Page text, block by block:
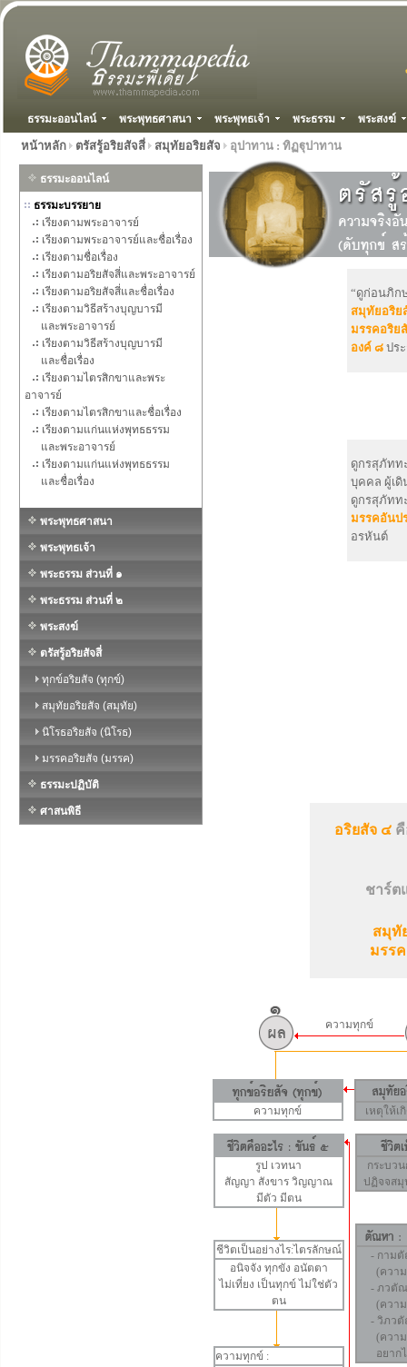
ธรรมะออนไลน์ พระพุทธศาสนา พระพุทธเจ้า พระธรรม พระสงฆ์
หน้าหลัก ตรัสรู้อริยสัจสี่ สมุทัยอริยสัจ อุปาทาน : ทิฏฐุปาทาน
ธรรมะออนไลน์
ธรรมะบรรยาย
เรียงตามพระอาจารย์
เรียงตามพระอาจารย์และชื่อเรื่อง
เรียงตามชื่อเรื่อง
เรียงตามอริยสัจสี่และพระอาจารย์
เรียงตามอริยสัจสี่และชื่อเรื่อง
เรียงตามวิธีสร้างบุญบารมี
และพระอาจารย์
เรียงตามวิธีสร้างบุญบารมี
และชื่อเรื่อง
เรียงตามไตรสิกขาและพระ
อาจารย์
เรียงตามไตรสิกขาและชื่อเรื่อง
เรียงตามแก่นแห่งพุทธธรรม
และพระอาจารย์
เรียงตามแก่นแห่งพุทธธรรม
และชื่อเรื่อง
พระพุทธศาสนา
พระพุทธเจ้า
พระธรรม ส่วนที่ ๑
พระธรรม ส่วนที่ ๒
พระสงฆ์
ตรัสรู้อริยสัจสี่
ทุกข์อริยสัจ (ทุกข์)
สมุทัยอริยสัจ (สมุทัย)
นิโรธอริยสัจ (นิโรธ)
มรรคอริยสัจ (มรรค)
ธรรมะปฏิบัติ
ศาสนพิธี
“ดูก่อนภิก
สมุทัยอริย
มรรคอริย
องค์ ๘ ปร
ดูกรสุภัทท
บุคคล ผู้เดิ
ดูกรสุภัทท
มรรคอันป
อรหันต์
อริยสัจ ๔
ชาร์ต
สมุทั
มรร
ความทุกข์
ความทุกข์ เหตุให้
รูป เวทนา
สัญญา สังขาร วิญญาณ
มีตัว มีตน
ชีวิตเป็นอย่างไร:ไตรลักษณ์
อนิจจัง ทุกขัง อนัตตา
ไม่เที่ยง เป็นทุกข์ ไม่ใช่ตัว
ตน
ความทุกข์ :
กระบว
ปฏิจจสมุ
- กาม
(ความ
- ภวตั
(ความ
- วิภว
(ความ
อยากไ